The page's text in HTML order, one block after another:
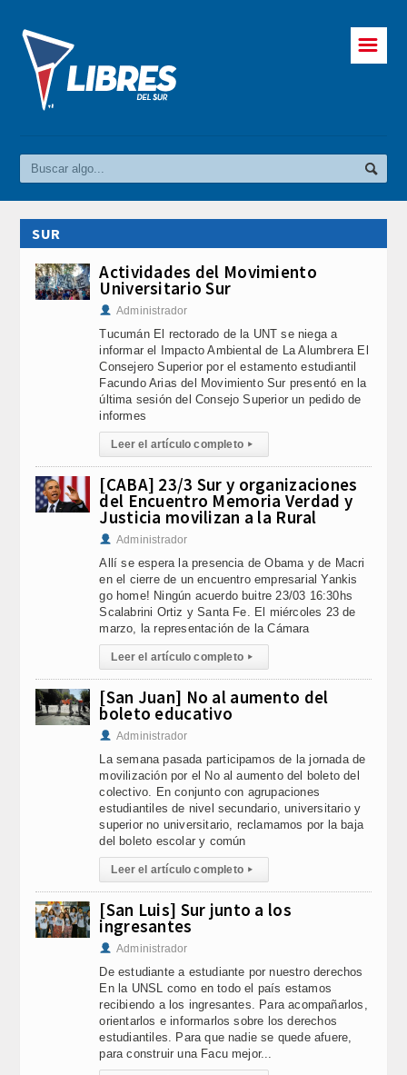
☰
SUR
Actividades del Movimiento
Universitario Sur
Administrador
Tucumán El rectorado de la UNT se niega a
informar el Impacto Ambiental de La Alumbrera El
Consejero Superior por el estamento estudiantil
Facundo Arias del Movimiento Sur presentó en la
última sesión del Consejo Superior un pedido de
informes
Leer el artículo completo ▸
[CABA] 23/3 Sur y organizaciones
del Encuentro Memoria Verdad y
Justicia movilizan a la Rural
Administrador
Allí se espera la presencia de Obama y de Macri
en el cierre de un encuentro empresarial Yankis
go home! Ningún acuerdo buitre 23/03 16:30hs
Scalabrini Ortiz y Santa Fe. El miércoles 23 de
marzo, la representación de la Cámara
Leer el artículo completo ▸
[San Juan] No al aumento del
boleto educativo
Administrador
La semana pasada participamos de la jornada de
movilización por el No al aumento del boleto del
colectivo. En conjunto con agrupaciones
estudiantiles de nivel secundario, universitario y
superior no universitario, reclamamos por la baja
del boleto escolar y común
Leer el artículo completo ▸
[San Luis] Sur junto a los
ingresantes
Administrador
De estudiante a estudiante por nuestro derechos
En la UNSL como en todo el país estamos
recibiendo a los ingresantes. Para acompañarlos,
orientarlos e informarlos sobre los derechos
estudiantiles. Para que nadie se quede afuere,
para construir una Facu mejor...